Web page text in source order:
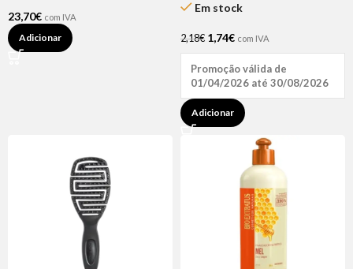
23,70€ com IVA
Adicionar
Em stock
2,18€ 1,74€ com IVA
Promoção válida de
01/04/2026 até 30/08/2026
Adicionar